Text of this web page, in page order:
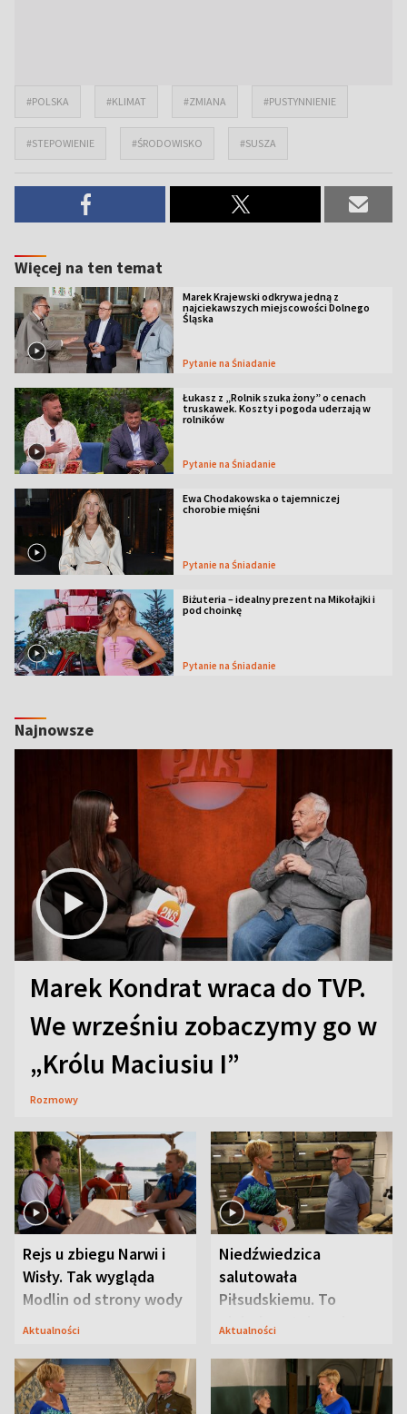
#POLSKA #KLIMAT #ZMIANA #PUSTYNNIENIE
#STEPOWIENIE #ŚRODOWISKO #SUSZA
Więcej na ten temat
Marek Krajewski odkrywa jedną z
najciekawszych miejscowości Dolnego
Śląska
Pytanie na Śniadanie
Łukasz z „Rolnik szuka żony” o cenach
truskawek. Koszty i pogoda uderzają w
rolników
Pytanie na Śniadanie
Ewa Chodakowska o tajemniczej
chorobie mięśni
Pytanie na Śniadanie
Biżuteria – idealny prezent na Mikołajki i
pod choinkę
Pytanie na Śniadanie
Najnowsze
Marek Kondrat wraca do TVP.
We wrześniu zobaczymy go w
„Królu Maciusiu I”
Rozmowy
Rejs u zbiegu Narwi i
Wisły. Tak wygląda
Modlin od strony wody
Aktualności
Niedźwiedzica
salutowała
Piłsudskiemu. To
niejedyna tajemnica
Aktualności